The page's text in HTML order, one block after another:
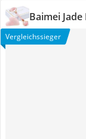
Baimei Jade
Vergleichssieger